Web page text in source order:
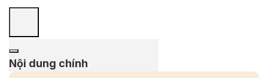
Nội dung chính